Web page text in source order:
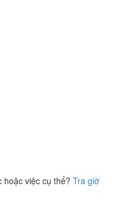
hoặc việc cụ thể? Tra giờ